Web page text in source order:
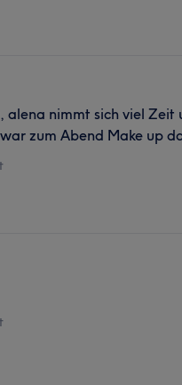
alena nimmt sich viel Zeit
zum Abend Make up